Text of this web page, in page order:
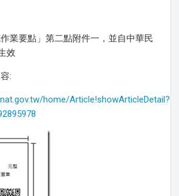
作業要點」第二點附件一，並自中華民
效
:
home/Article!showArticleDetail?